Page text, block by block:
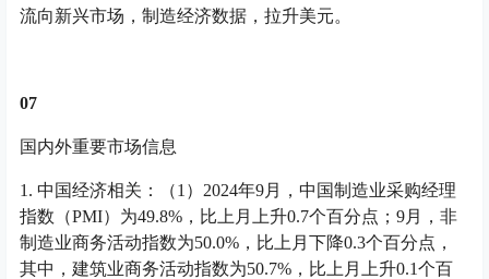
流向新兴市场，制造经济数据，拉升美元。
07
国内外重要市场信息
1. 中国经济相关：（1）2024年9月，中国制造业采购经理
指数（PMI）为49.8%，比上月上升0.7个百分点；9月，非
制造业商务活动指数为50.0%，比上月下降0.3个百分点，
其中，建筑业商务活动指数为50.7%，比上月上升0.1个百